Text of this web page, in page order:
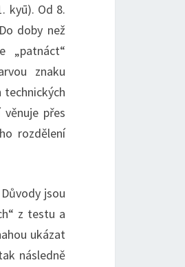
kyū). Od 8.
doby než
„patnáct“
znaku
technických
přes
rozdělení
jsou
z testu a
ukázat
následně